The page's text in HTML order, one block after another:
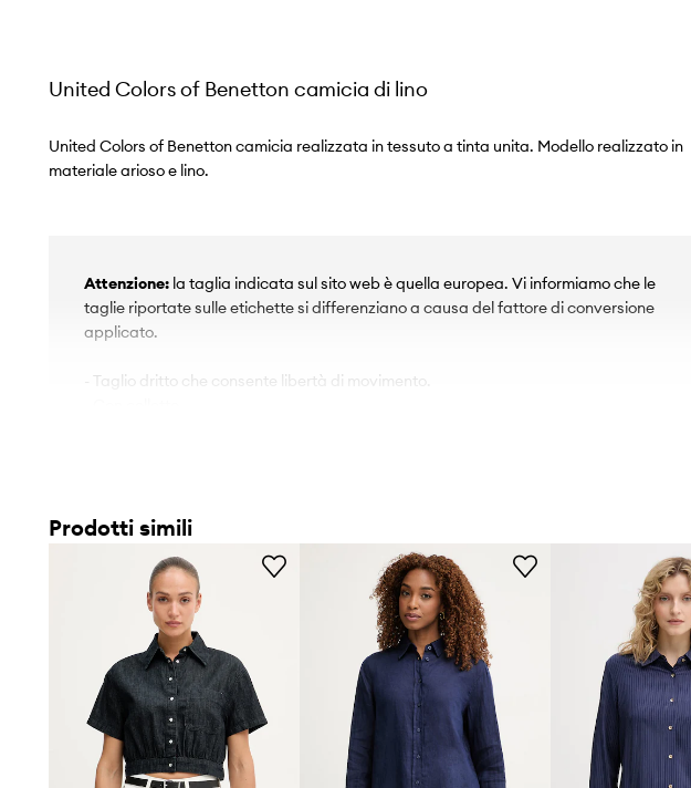
United Colors of Benetton camicia di lino
United Colors of Benetton camicia realizzata in tessuto a tinta unita. Modello realizzato in
materiale arioso e lino.
Attenzione:la taglia indicata sul sito web è quella europea. Vi informiamo che le
taglie riportate sulle etichette si differenziano a causa del fattore di conversione
applicato.
- Taglio dritto che consente libertà di movimento.
- Lunghezza manica: 60 cm.
- Larghezza sotto l'ascella: 54 cm.
- Misure per la taglia: S.
Prodotti simili